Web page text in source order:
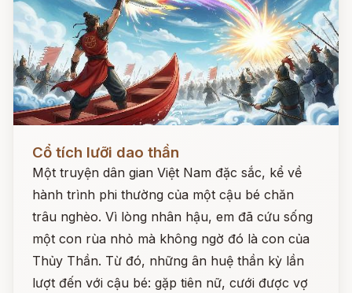
Đọc ngay
Cổ tích lưỡi dao thần
Một truyện dân gian Việt Nam đặc sắc, kể về
hành trình phi thường của một cậu bé chăn
trâu nghèo. Vì lòng nhân hậu, em đã cứu sống
một con rùa nhỏ mà không ngờ đó là con của
Thủy Thần. Từ đó, những ân huệ thần kỳ lần
lượt đến với cậu bé: gặp tiên nữ, cưới được vợ